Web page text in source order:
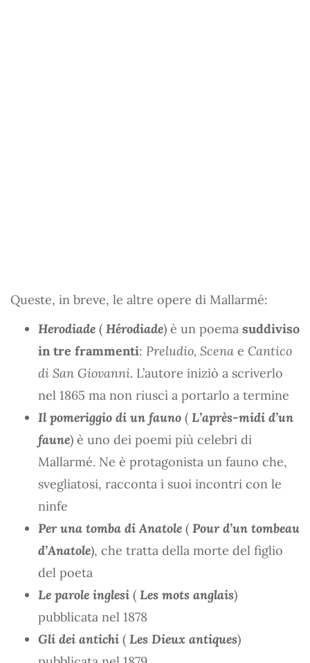
Queste, in breve, le altre opere di Mallarmé:
Herodiade ( Hérodiade) è un poema suddiviso
in tre frammenti: Preludio, Scena e Cantico
di San Giovanni. L’autore iniziò a scriverlo
nel 1865 ma non riuscì a portarlo a termine
Il pomeriggio di un fauno ( L’après-midi d’un
faune) è uno dei poemi più celebri di
Mallarmé. Ne è protagonista un fauno che,
svegliatosi, racconta i suoi incontri con le
ninfe
Per una tomba di Anatole ( Pour d’un tombeau
d’Anatole), che tratta della morte del figlio
del poeta
Le parole inglesi ( Les mots anglais)
pubblicata nel 1878
Gli dei antichi ( Les Dieux antiques)